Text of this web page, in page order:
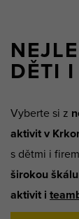
DĚTI
Vyberte si z
aktivit v
s dětmi i
širokou
aktivit i